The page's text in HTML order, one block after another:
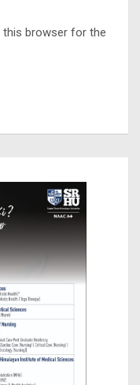
this browser for the